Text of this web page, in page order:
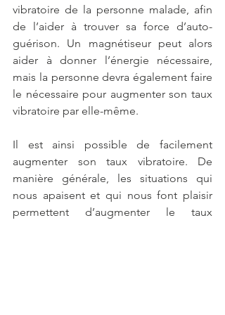
vibratoire de la personne malade, afin
de l’aider à trouver sa force d’auto-
guérison. Un magnétiseur peut alors
aider à donner l’énergie nécessaire,
mais la personne devra également faire
le nécessaire pour augmenter son taux
vibratoire par elle-même.
Il est ainsi possible de facilement
augmenter son taux vibratoire. De
manière générale, les situations qui
nous apaisent et qui nous font plaisir
permettent d’augmenter le taux